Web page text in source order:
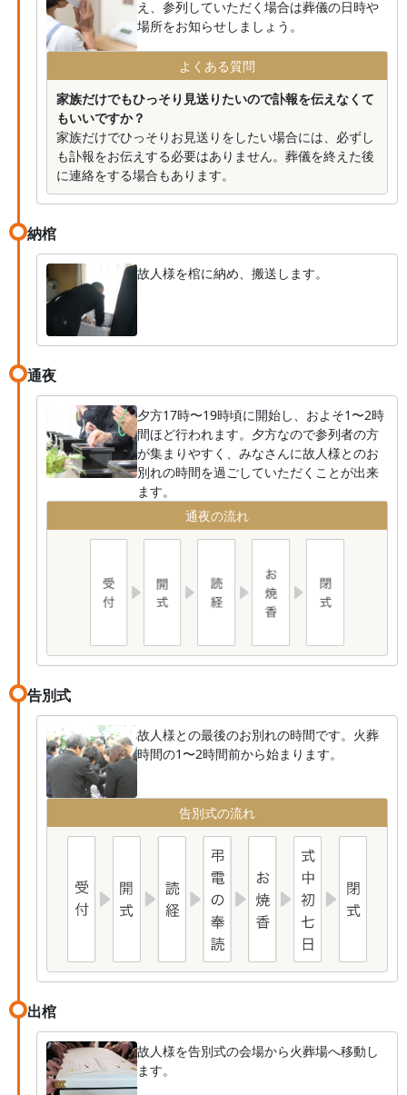
え、参列していただく場合は葬儀の日時や
場所をお知らせしましょう。
よくある質問
家族だけでもひっそり見送りたいので訃報を伝えなくて
もいいですか？
家族だけでひっそりお見送りをしたい場合には、必ずし
も訃報をお伝えする必要はありません。葬儀を終えた後
に連絡をする場合もあります。
納棺
故人様を棺に納め、搬送します。
通夜
夕方17時〜19時頃に開始し、およそ1〜2時
間ほど行われます。夕方なので参列者の方
が集まりやすく、みなさんに故人様とのお
別れの時間を過ごしていただくことが出来
ます。
通夜の流れ
告別式
故人様との最後のお別れの時間です。火葬
時間の1〜2時間前から始まります。
告別式の流れ
出棺
故人様を告別式の会場から火葬場へ移動し
ます。